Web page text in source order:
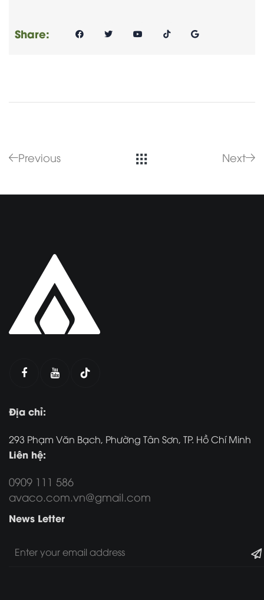
Share:
Previous Next
Địa chỉ:
293 Phạm Văn Bạch, Phường Tân Sơn, TP. Hồ Chí Minh
Liên hệ:
0909 111 586
avaco.com.vn@gmail.com
News Letter